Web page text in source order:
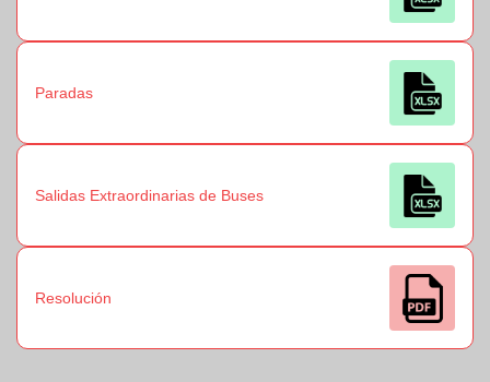
Paradas
Salidas Extraordinarias de Buses
Resolución